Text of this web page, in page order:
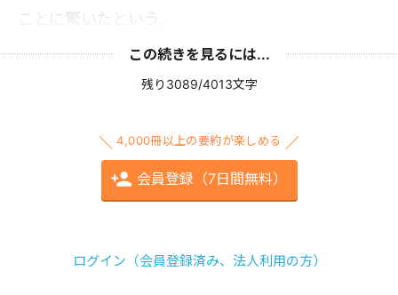
ことに驚いたという。
この続きを見るには...
残り3089/4013文字
4,000冊以上の要約が楽しめる
会員登録（7日間無料）
ログイン（会員登録済み、法人利用の方）